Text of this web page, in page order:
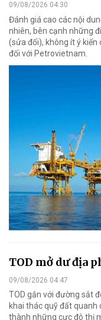
09/08/2026 04:30
Đánh giá cao các nội
nhiên, bên cạnh những
(sửa đổi), không ít ý kiến
đối với Petrovietnam.
TOD mở dư địa
09/08/2026 04:47
TOD gắn với đường sắt
khai thác quỹ đất quanh
thành những cực đô thị